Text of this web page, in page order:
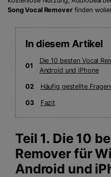
Song Vocal Removerfinden
In diesem Artikel
01
Die 10 besten Vocal
Android und iPhone
02 Häufig gestellte
03 Fazit
Teil 1. Die 10
Remover für
Android und